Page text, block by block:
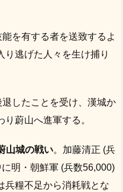
を有する者を送致するよ
り逃げた人々を生け捕り
したことを受け、漢城か
蔚山へ進軍する。
山城の戦い。加藤清正 (兵
明・朝鮮軍 (兵数56,000)
兵糧不足から消耗戦とな